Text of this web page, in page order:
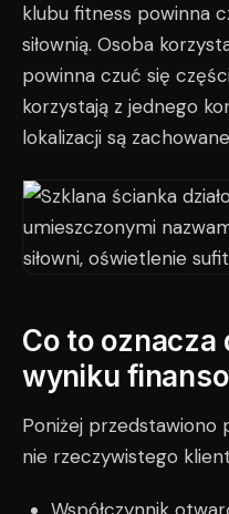
klubu fitness powinna
siłownią. Osoba
powinna czuć się
korzystają z jednego
lokalizacji są
Co to oznacza
wyniku
Poniżej przedstawiono
nie rzeczywistego